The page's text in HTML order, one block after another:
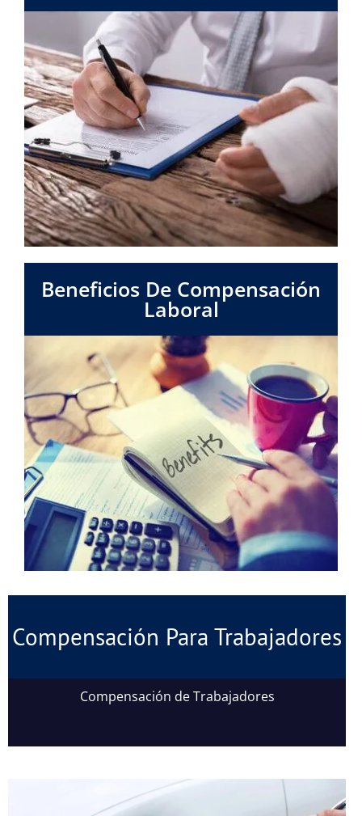
Beneficios De Compensación
Laboral
Compensación Para Trabajadores
Compensación de Trabajadores